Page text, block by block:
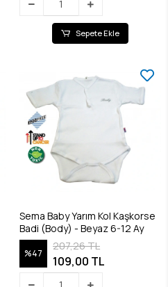
Sepete Ekle
Sema Baby Yarım Kol Kaşkorse
Badi (Body) - Beyaz 6-12 Ay
%47
207,26 TL
109,00 TL